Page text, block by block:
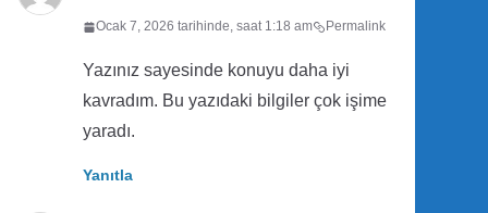
Ocak 7, 2026 tarihinde, saat 1:18 am Permalink
Yazınız sayesinde konuyu daha iyi
kavradım. Bu yazıdaki bilgiler çok işime
yaradı.
Yanıtla